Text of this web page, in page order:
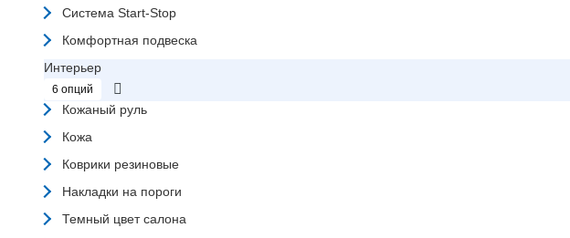
Система Start-Stop
Комфортная подвеска
Интерьер
6 опций
Кожаный руль
Кожа
Коврики резиновые
Накладки на пороги
Темный цвет салона